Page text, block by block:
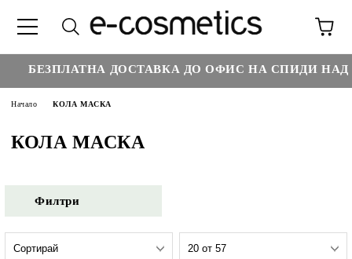
ДОСТАВКА ДО ОФИС НА СПИДИ НАД :
Начало КОЛА МАСКА
КОЛА МАСКА
Филтри